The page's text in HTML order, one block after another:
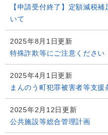
【申請受付終了】定額減税
いて
2025年8月1日更新
特殊詐欺等にご注意ください
2025年4月1日更新
まんのう町犯罪被害者等支援
2025年2月12日更新
公共施設等総合管理計画